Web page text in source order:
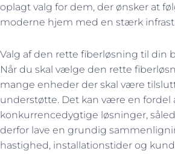
oplagt valg for dem, der ønsker at
moderne hjem med en stærk
Valg af den rette fiberløsning til din
Når du skal vælge den rette
mange enheder der skal være
understøtte. Det kan være en fordel
konkurrencedygtige løsninger,
derfor lave en grundig
hastighed, installationstider og